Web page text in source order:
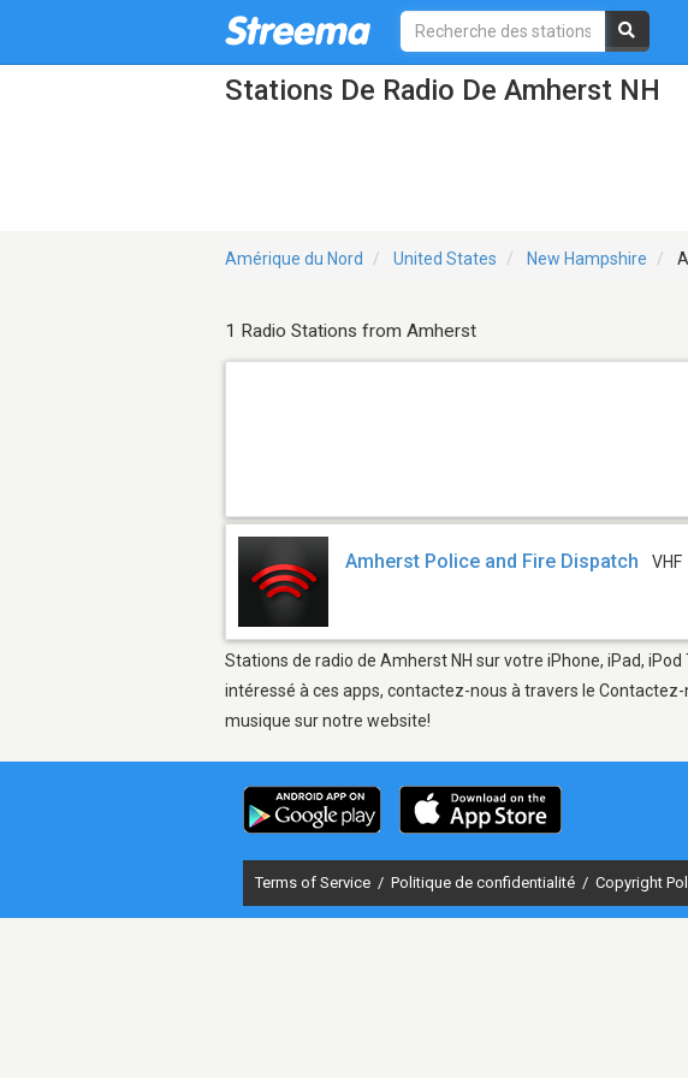
Stations De Radio De Amherst NH
Amérique du Nord United States New Hampshire
1 Radio Stations from Amherst
Amherst Police and Fire Dispatch VHF
Stations de radio de Amherst NH sur votre iPhone, iPad,
intéressé à ces apps, contactez-nous à travers le
musique sur notre website!
Terms of Service / Politique de confidentialité / Copyright